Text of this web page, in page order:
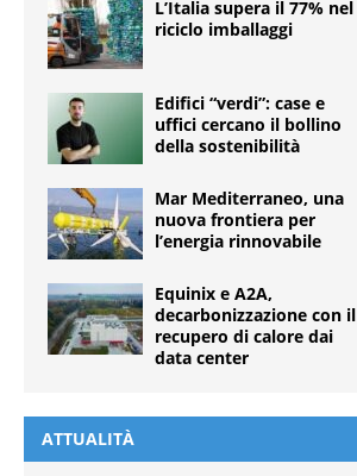
L’Italia supera il 77% nel
riciclo imballaggi
Edifici “verdi”: case e
uffici cercano il bollino
della sostenibilità
Mar Mediterraneo, una
nuova frontiera per
l’energia rinnovabile
Equinix e A2A,
decarbonizzazione con il
recupero di calore dai
data center
ATTUALITÀ